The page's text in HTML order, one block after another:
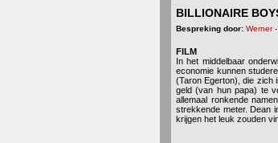
BILLIONAIRE
Bespreking door: Werner-
FILM
In het middelbaar
economie kunnen
(Taron Egerton), die zich
geld (van hun papa) te
allemaal ronkende
strekkende meter. Dean
krijgen het leuk zouden